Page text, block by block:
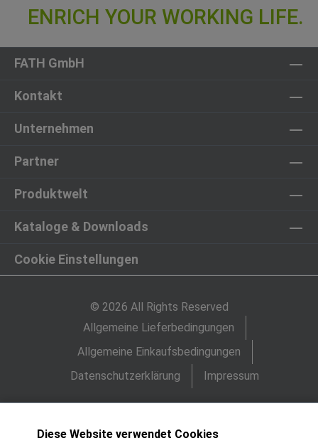
FATH GmbH
Kontakt
Unternehmen
Partner
Produktwelt
Kataloge & Downloads
Cookie Einstellungen
© 2026 All Rights Reserved
Allgemeine Lieferbedingungen
Allgemeine Einkaufsbedingungen
Datenschutzerklärung
Impressum
Diese Website verwendet Cookies